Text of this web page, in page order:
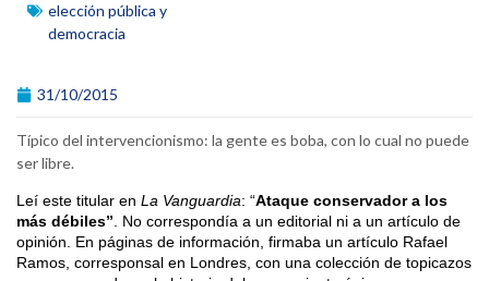
elección pública y
democracia
31/10/2015
Típico del intervencionismo: la gente es boba, con lo cual no puede
ser libre.
Leí este titular en La Vanguardia: “Ataque conservador a los
más débiles”. No correspondía a un editorial ni a un artículo de
opinión. En páginas de información, firmaba un artículo Rafael
Ramos, corresponsal en Londres, con una colección de topicazos